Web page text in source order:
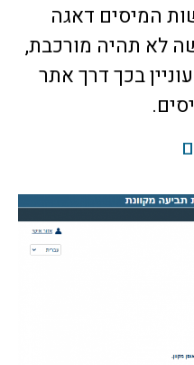
המיסים דאגה
לא תהיה מורכבת,
בכך דרך אתר